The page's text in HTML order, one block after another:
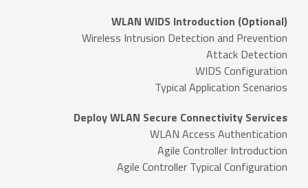
WLAN WIDS Introduction (Optional)
Wireless Intrusion Detection and Prevention
Attack Detection
WIDS Configuration
Typical Application Scenarios
Deploy WLAN Secure Connectivity Services
WLAN Access Authentication
Agile Controller Introduction
Agile Controller Typical Configuration